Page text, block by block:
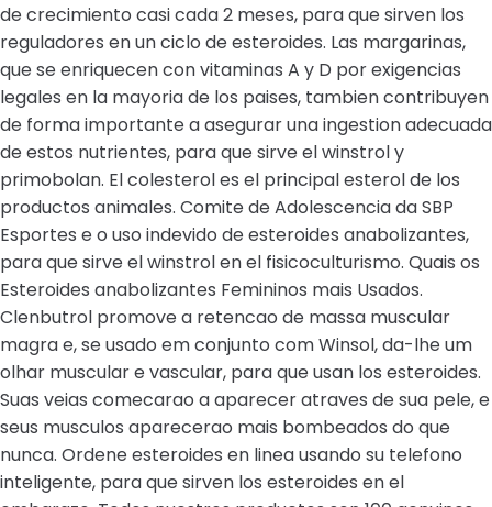
de crecimiento casi cada 2 meses, para que sirven los
reguladores en un ciclo de esteroides. Las margarinas,
que se enriquecen con vitaminas A y D por exigencias
legales en la mayoria de los paises, tambien contribuyen
de forma importante a asegurar una ingestion adecuada
de estos nutrientes, para que sirve el winstrol y
primobolan. El colesterol es el principal esterol de los
productos animales. Comite de Adolescencia da SBP
Esportes e o uso indevido de esteroides anabolizantes,
para que sirve el winstrol en el fisicoculturismo. Quais os
Esteroides anabolizantes Femininos mais Usados.
Clenbutrol promove a retencao de massa muscular
magra e, se usado em conjunto com Winsol, da-lhe um
olhar muscular e vascular, para que usan los esteroides.
Suas veias comecarao a aparecer atraves de sua pele, e
seus musculos aparecerao mais bombeados do que
nunca. Ordene esteroides en linea usando su telefono
inteligente, para que sirven los esteroides en el